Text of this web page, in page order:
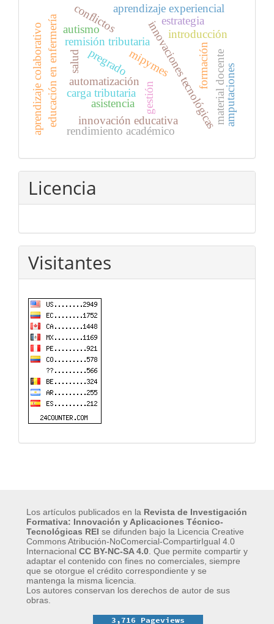
automatización gestión
mipymes
innovaciones tecnológicas
introducción
remisión tributaria
carga tributaria
educación en enfermería
aprendizaje experiencial
innovación educativa
aprendizaje colaborativo formación
pregrado material docente
conflictos estrategia
rendimiento académico
asistencia
salud
autismo
amputaciones
Licencia
Visitantes
Los artículos publicados en la Revista de Investigación
Formativa: Innovación y Aplicaciones Técnico-
Tecnológicas REI se difunden bajo la Licencia Creative
Commons Atribución-NoComercial-CompartirIgual 4.0
Internacional CC BY-NC-SA 4.0 Que permite compartir y
adaptar el contenido con fines no comerciales, siempre
que se otorgue el crédito correspondiente y se
mantenga la misma licencia.
Los autores conservan los derechos de autor de sus
obras.